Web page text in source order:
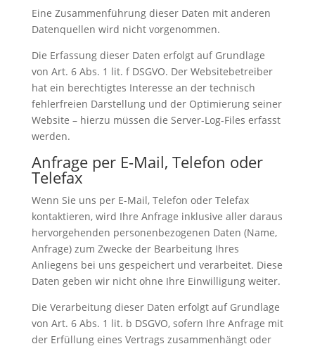
Eine Zusammenführung dieser Daten mit anderen
Datenquellen wird nicht vorgenommen.
Die Erfassung dieser Daten erfolgt auf Grundlage
von Art. 6 Abs. 1 lit. f DSGVO. Der Websitebetreiber
hat ein berechtigtes Interesse an der technisch
fehlerfreien Darstellung und der Optimierung seiner
Website – hierzu müssen die Server-Log-Files erfasst
werden.
Anfrage per E-Mail, Telefon oder
Telefax
Wenn Sie uns per E-Mail, Telefon oder Telefax
kontaktieren, wird Ihre Anfrage inklusive aller daraus
hervorgehenden personenbezogenen Daten (Name,
Anfrage) zum Zwecke der Bearbeitung Ihres
Anliegens bei uns gespeichert und verarbeitet. Diese
Daten geben wir nicht ohne Ihre Einwilligung weiter.
Die Verarbeitung dieser Daten erfolgt auf Grundlage
von Art. 6 Abs. 1 lit. b DSGVO, sofern Ihre Anfrage mit
der Erfüllung eines Vertrags zusammenhängt oder